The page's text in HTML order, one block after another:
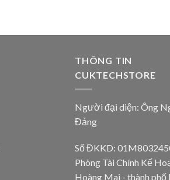
THÔNG TIN
CUKTECHSTORE
Người đại diện: Ông
Đảng
Số ĐKKD:
Phòng Tài Chính Kế
Hoàng Mai - thành phố